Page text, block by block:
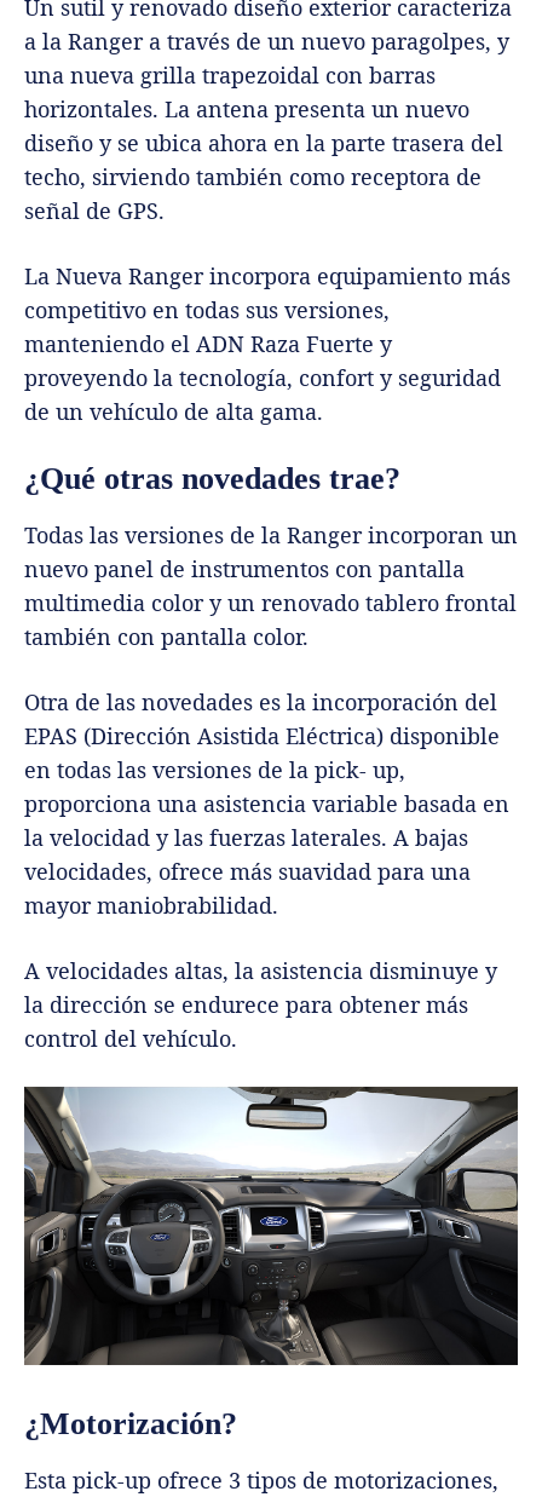
Un sutil y renovado diseño exterior caracteriza
a la Ranger a través de un nuevo paragolpes, y
una nueva grilla trapezoidal con barras
horizontales. La antena presenta un nuevo
diseño y se ubica ahora en la parte trasera del
techo, sirviendo también como receptora de
señal de GPS.
La Nueva Ranger incorpora equipamiento más
competitivo en todas sus versiones,
manteniendo el ADN Raza Fuerte y
proveyendo la tecnología, confort y seguridad
de un vehículo de alta gama.
¿Qué otras novedades trae?
Todas las versiones de la Ranger incorporan un
nuevo panel de instrumentos con pantalla
multimedia color y un renovado tablero frontal
también con pantalla color.
Otra de las novedades es la incorporación del
EPAS (Dirección Asistida Eléctrica) disponible
en todas las versiones de la pick- up,
proporciona una asistencia variable basada en
la velocidad y las fuerzas laterales. A bajas
velocidades, ofrece más suavidad para una
mayor maniobrabilidad.
A velocidades altas, la asistencia disminuye y
la dirección se endurece para obtener más
control del vehículo.
¿Motorización?
Esta pick-up ofrece 3 tipos de motorizaciones,